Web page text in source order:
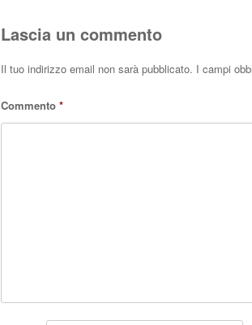
Lascia un commento
Il tuo indirizzo email non sarà pubblicato. I campi
Commento *